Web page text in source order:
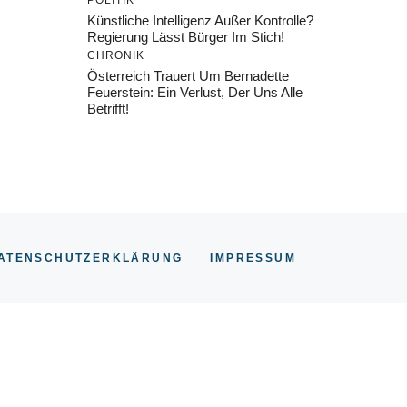
Künstliche Intelligenz Außer Kontrolle?
Regierung Lässt Bürger Im Stich!
CHRONIK
Österreich Trauert Um Bernadette
Feuerstein: Ein Verlust, Der Uns Alle
Betrifft!
IMPRESSU M